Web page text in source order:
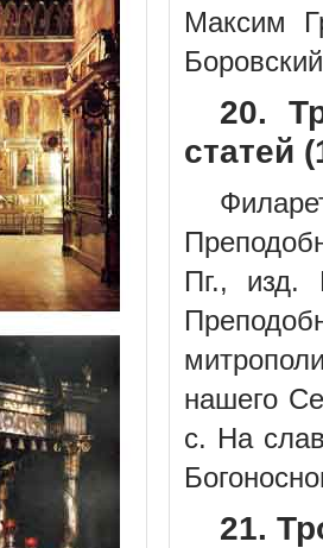
Максим
20.
статей
Пг.,
нашего
с. На
21.